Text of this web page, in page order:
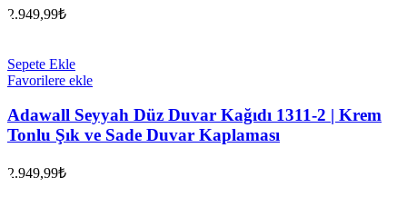
2.949,99₺
Sepete Ekle
Favorilere ekle
Adawall Seyyah Düz Duvar Kağıdı 1311-2 | Krem
Tonlu Şık ve Sade Duvar Kaplaması
2.949,99₺